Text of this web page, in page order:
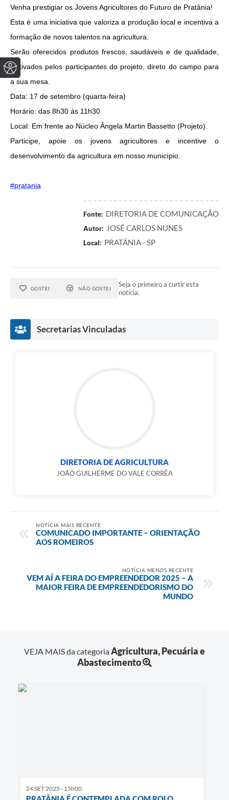
Venha prestigiar os Jovens Agricultores do Futuro de Pratânia!
Esta é uma iniciativa que valoriza a produção local e incentiva a
formação de novos talentos na agricultura.
Serão oferecidos produtos frescos, saudáveis e de qualidade,
cultivados pelos participantes do projeto, direto do campo para
a sua mesa.
Data: 17 de setembro (quarta-feira)
Horário: das 8h30 às 11h30
Local: Em frente ao Núcleo Ângela Martin Bassetto (Projeto).
Participe, apoie os jovens agricultores e incentive o
desenvolvimento da agricultura em nosso município.
#pratania
Fonte: DIRETORIA DE COMUNICAÇÃO
Autor: JOSÉ CARLOS NUNES
Local: PRATÂNIA - SP
GOSTEI NÃO GOSTEI
Seja o primeiro a curtir esta
notícia.
Secretarias Vinculadas
DIRETORIA DE AGRICULTURA
JOÃO GUILHERME DO VALE CORRÊA
NOTÍCIA MAIS RECENTE
COMUNICADO IMPORTANTE – ORIENTAÇÃO
AOS ROMEIROS
NOTÍCIA MENOS RECENTE
VEM AÍ A FEIRA DO EMPREENDEDOR 2025 – A
MAIOR FEIRA DE EMPREENDEDORISMO DO
MUNDO
VEJA MAIS da categoriaAgricultura, Pecuária e
Abastecimento
24 SET 2025 - 15h00